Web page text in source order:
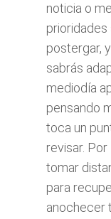
noticia o
prioridades
postergar,
sabrás
mediodía
pensando
toca un
revisar.
tomar
para
anochecer